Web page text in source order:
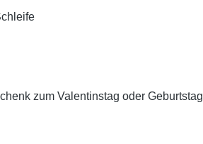
zum Valentinstag oder Geburtstag